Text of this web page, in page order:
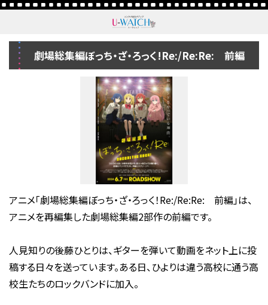
劇場総集編ぼっち・ざ・ろっく!Re:/Re:Re: 前編
アニメ「劇場総集編ぼっち・ざ・ろっく！Re:/Re:Re: 前編」は、
アニメを再編集した劇場総集編2部作の前編です。
人見知りの後藤ひとりは、ギターを弾いて動画をネット上に投
稿する日々を送っています。ある日、ひよりは違う高校に通う高
校生たちのロックバンドに加入。